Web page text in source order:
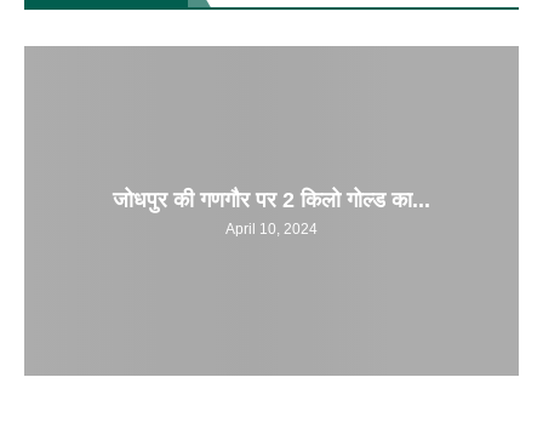
जोधपुर की गणगौर पर 2 किलो गोल्ड का...
April 10, 2024